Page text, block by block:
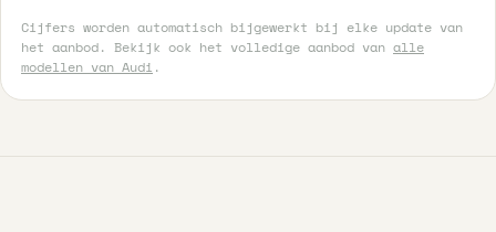
Cijfers worden automatisch bijgewerkt bij elke update van
het aanbod. Bekijk ook het volledige aanbod van alle
modellen van Audi .